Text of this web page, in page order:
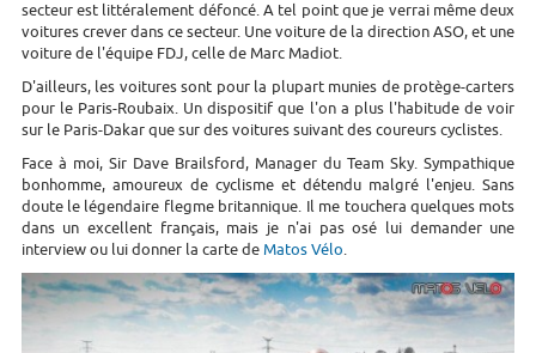
secteur est littéralement défoncé. A tel point que je verrai même deux
voitures crever dans ce secteur. Une voiture de la direction ASO, et une
voiture de l'équipe FDJ, celle de Marc Madiot.
D'ailleurs, les voitures sont pour la plupart munies de protège-carters
pour le Paris-Roubaix. Un dispositif que l'on a plus l'habitude de voir
sur le Paris-Dakar que sur des voitures suivant des coureurs cyclistes.
Face à moi, Sir Dave Brailsford, Manager du Team Sky. Sympathique
bonhomme, amoureux de cyclisme et détendu malgré l'enjeu. Sans
doute le légendaire flegme britannique. Il me touchera quelques mots
dans un excellent français, mais je n'ai pas osé lui demander une
interview ou lui donner la carte deMatos Vélo.